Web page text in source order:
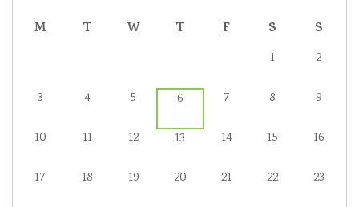
M
T W T F S S
1 2
3 4 5 6 7 8 9
10 11 12 13 14 15 16
17 18 19 20 21 22 23